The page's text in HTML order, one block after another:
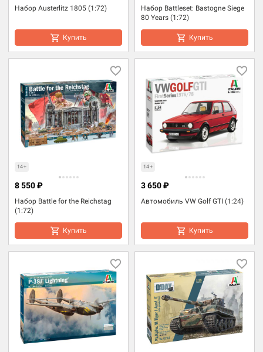
Набор Austerlitz 1805 (1:72)
Купить
Набор Battleset: Bastogne Siege
80 Years (1:72)
Купить
14+
Набор Battle for the Reichstag
(1:72)
8 550 ₽
Купить
14+
Автомобиль VW Golf GTI (1:24)
3 650 ₽
Купить